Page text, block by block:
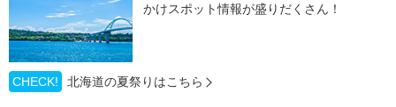
かけスポット情報が盛りだくさん！
CHECK! 北海道の夏祭りはこちら